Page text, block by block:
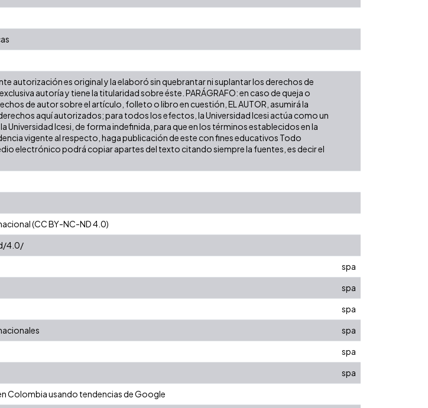
autorización es original y la elaboró sin quebrantar ni suplantar los derechos de
autoría y tiene la titularidad sobre éste. PARÁGRAFO: en caso de queja o
de autor sobre el artículo, folleto o libro en cuestión, EL AUTOR, asumirá la
aquí autorizados; para todos los efectos, la Universidad Icesi actúa como un
Universidad Icesi, de forma indefinida, para que en los términos establecidos en la
vigente al respecto, haga publicación de este con fines educativos Todo
electrónico podrá copiar apartes del texto citando siempre la fuentes, es decir el
(CC BY-NC-ND 4.0)
4.0/
spa
spa
spa
spa
spa
spa
Colombia usando tendencias de Google